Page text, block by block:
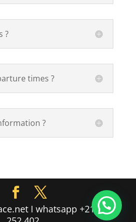
?
times ?
?
I whatsapp +216 55